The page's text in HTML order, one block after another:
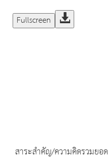
Fullscreen
สาระสำคัญ/ความคิดรวมยอด